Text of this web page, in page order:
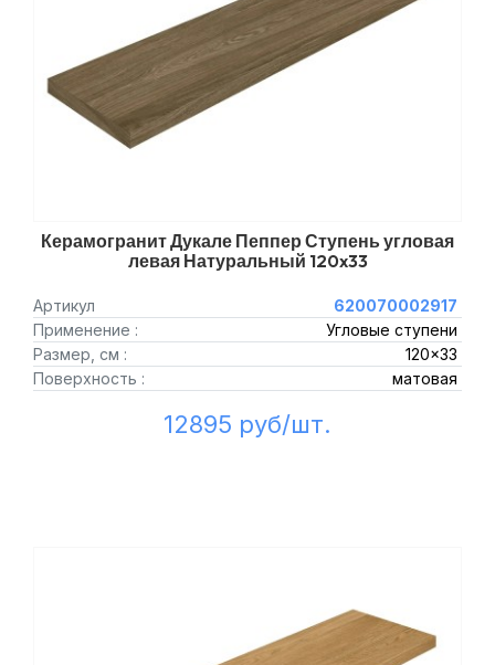
Керамогранит Дукале Пеппер Ступень угловая
левая Натуральный 120x33
Артикул
620070002917
Применение :
Угловые ступени
Размер, см :
120x33
Поверхность :
матовая
12895 руб/шт.